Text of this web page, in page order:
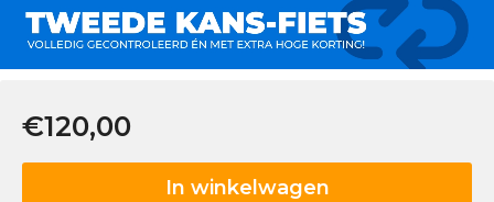
€120,00
In winkelwagen